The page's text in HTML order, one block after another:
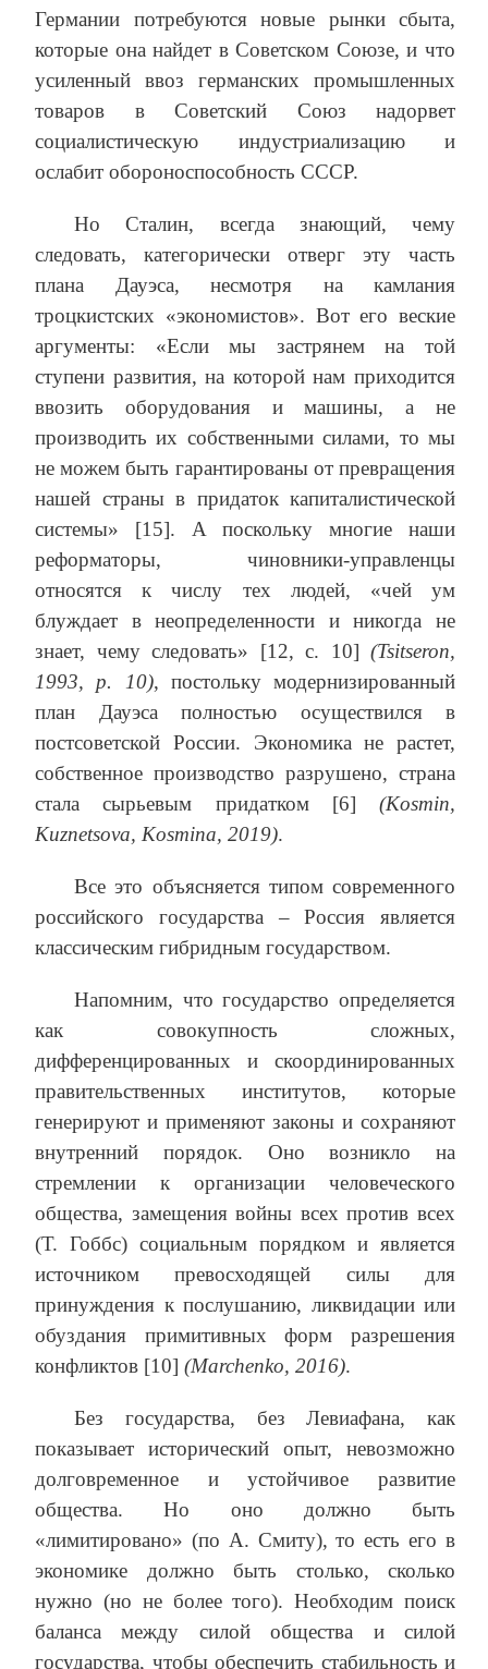
Германии потребуются новые рынки сбыта,
которые она найдет в Советском Союзе, и что
усиленный ввоз германских промышленных
товаров в Советский Союз надорвет
социалистическую индустриализацию и
ослабит обороноспособность СССР.
Но Сталин, всегда знающий, чему
следовать, категорически отверг эту часть
плана Дауэса, несмотря на камлания
троцкистских «экономистов». Вот его веские
аргументы: «Если мы застрянем на той
ступени развития, на которой нам приходится
ввозить оборудования и машины, а не
производить их собственными силами, то мы
не можем быть гарантированы от превращения
нашей страны в придаток капиталистической
системы» [15]. А поскольку многие наши
реформаторы, чиновники-управленцы
относятся к числу тех людей, «чей ум
блуждает в неопределенности и никогда не
знает, чему следовать» [12, с. 10] (Tsitseron,
1993, р. 10), постольку модернизированный
план Дауэса полностью осуществился в
постсоветской России. Экономика не растет,
собственное производство разрушено, страна
стала сырьевым придатком [6] (Kosmin,
Kuznetsova, Kosmina, 2019).
Все это объясняется типом современного
российского государства – Россия является
классическим гибридным государством.
Напомним, что государство определяется
как совокупность сложных,
дифференцированных и скоординированных
правительственных институтов, которые
генерируют и применяют законы и сохраняют
внутренний порядок. Оно возникло на
стремлении к организации человеческого
общества, замещения войны всех против всех
(Т. Гоббс) социальным порядком и является
источником превосходящей силы для
принуждения к послушанию, ликвидации или
обуздания примитивных форм разрешения
конфликтов [10] (Marchenko, 2016).
Без государства, без Левиафана, как
показывает исторический опыт, невозможно
долговременное и устойчивое развитие
общества. Но оно должно быть
«лимитировано» (по А. Смиту), то есть его в
экономике должно быть столько, сколько
нужно (но не более того). Необходим поиск
баланса между силой общества и силой
государства, чтобы обеспечить стабильность и